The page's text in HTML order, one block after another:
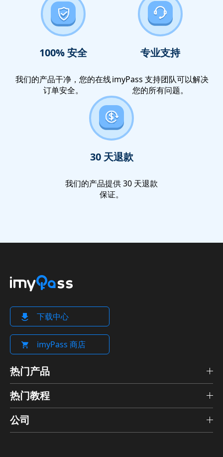
100% 安全
我们的产品干净，您的在线
订单安全。
专业支持
imyPass 支持团队可以解决
您的所有问题。
30 天退款
我们的产品提供 30 天退款
保证。
下载中心
imyPass 商店
热门产品
热门教程
公司